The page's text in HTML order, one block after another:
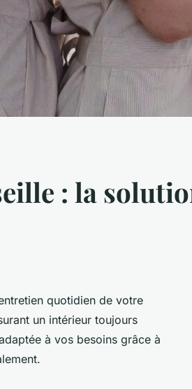
: la
quotidien de votre
un intérieur toujours
à vos besoins grâce à